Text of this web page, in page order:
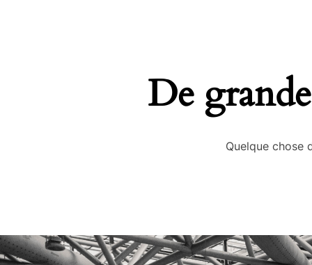
De
Quelque chose